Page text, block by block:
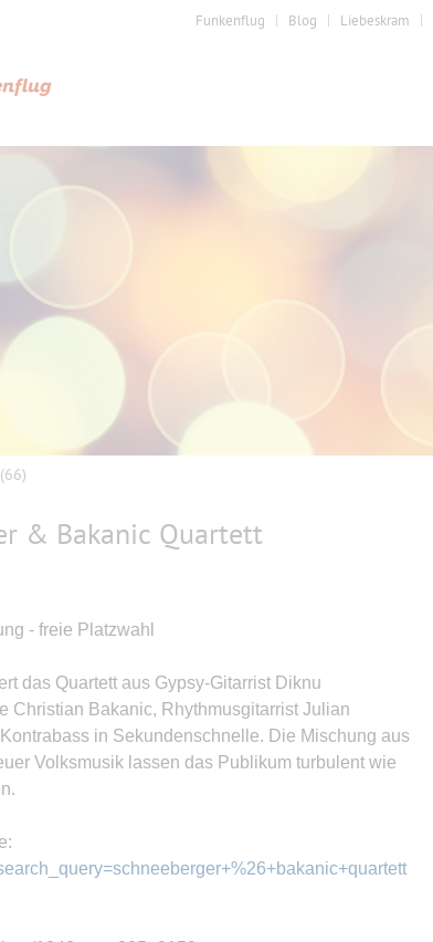
Funkenflug Blog Liebeskram
(66)
& Bakanic Quartett
- freie Platzwahl
das Quartett aus Gypsy-Gitarrist Diknu
Christian Bakanic, Rhythmusgitarrist Julian
in Sekundenschnelle. Die Mischung aus
Volksmusik lassen das Publikum turbulent wie